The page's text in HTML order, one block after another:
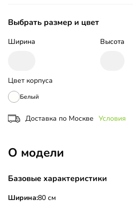
Выбрать размер и цвет
Ширина Высота
Цвет корпуса
Белый
Доставка по Москве Условия
О модели
Базовые характеристики
Ширина:80 см